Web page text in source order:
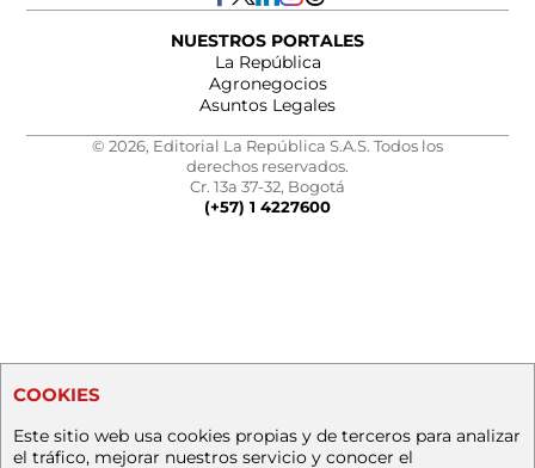
NUESTROS PORTALES
La República
Agronegocios
Asuntos Legales
© 2026, Editorial La República S.A.S. Todos los
derechos reservados.
Cr. 13a 37-32, Bogotá
(+57) 1 4227600
COOKIES
Este sitio web usa cookies propias y de terceros para analizar
el tráfico, mejorar nuestros servicio y conocer el